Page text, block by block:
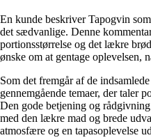
En kunde beskriver Tapogvin
det sædvanlige. Denne
portionsstørrelse og det lækre
ønske om at gentage oplevelsen,
Som det fremgår af de
gennemgående temaer, der taler
Den gode betjening og
med den lækre mad og brede
atmosfære og en tapasoplevelse